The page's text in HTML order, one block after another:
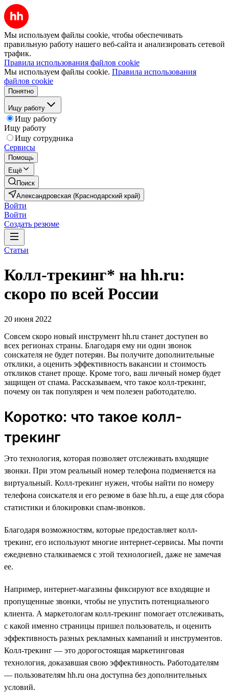
Мы используем файлы cookie, чтобы обеспечивать
правильную работу нашего веб-сайта и анализировать сетевой
трафик.
Правила использования файлов cookie
Мы используем файлы cookie. Правила использования
файлов cookie
Понятно
Ищу работу
Ищу работу
Ищу работу
Ищу сотрудника
Сервисы
Помощь
Ещё
Поиск
Александровская (Краснодарский край)
Войти
Войти
Создать резюме
Статьи
Колл-трекинг* на hh.ru:
скоро по всей России
20 июня 2022
Совсем скоро новый инструмент hh.ru станет доступен во
всех регионах страны. Благодаря ему ни один звонок
соискателя не будет потерян. Вы получите дополнительные
отклики, а оценить эффективность вакансии и стоимость
откликов станет проще. Кроме того, ваш личный номер будет
защищен от спама. Рассказываем, что такое колл-трекинг,
почему он так популярен и чем полезен работодателю.
Коротко: что такое колл-
трекинг
Это технология, которая позволяет отслеживать входящие
звонки. При этом реальный номер телефона подменяется на
виртуальный. Колл-трекинг нужен, чтобы найти по номеру
телефона соискателя и его резюме в базе hh.ru, а еще для сбора
статистики и блокировки спам-звонков.
Благодаря возможностям, которые предоставляет колл-
трекинг, его используют многие интернет-сервисы. Мы почти
ежедневно сталкиваемся с этой технологией, даже не замечая
ее.
Например, интернет-магазины фиксируют все входящие и
пропущенные звонки, чтобы не упустить потенциального
клиента. А маркетологам колл-трекинг помогает отслеживать,
с какой именно страницы пришел пользователь, и оценить
эффективность разных рекламных кампаний и инструментов.
Колл-трекинг — это дорогостоящая маркетинговая
технология, доказавшая свою эффективность. Работодателям
— пользователям hh.ru она доступна без дополнительных
условий.